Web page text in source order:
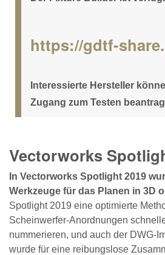
https://gdtf-
Interessierte Hersteller
Zugang zum Testen
Vectorworks
In Vectorworks Spotlight 2019
Werkzeuge für das Planen in 3D
Spotlight 2019 eine optimierte
Scheinwerfer-Anordnungen
nummerieren, und auch der DWG-
wurde für eine reibungslose